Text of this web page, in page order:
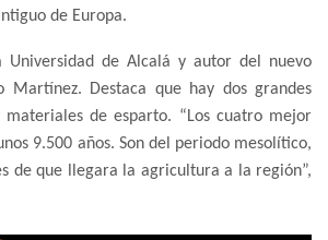
de Europa.
Universidad de Alcalá y autor del nuevo
Martínez. Destaca que hay dos grandes
de esparto. “Los cuatro mejor
9.500 años. Son del periodo mesolítico,
de que llegara la agricultura a la región”,